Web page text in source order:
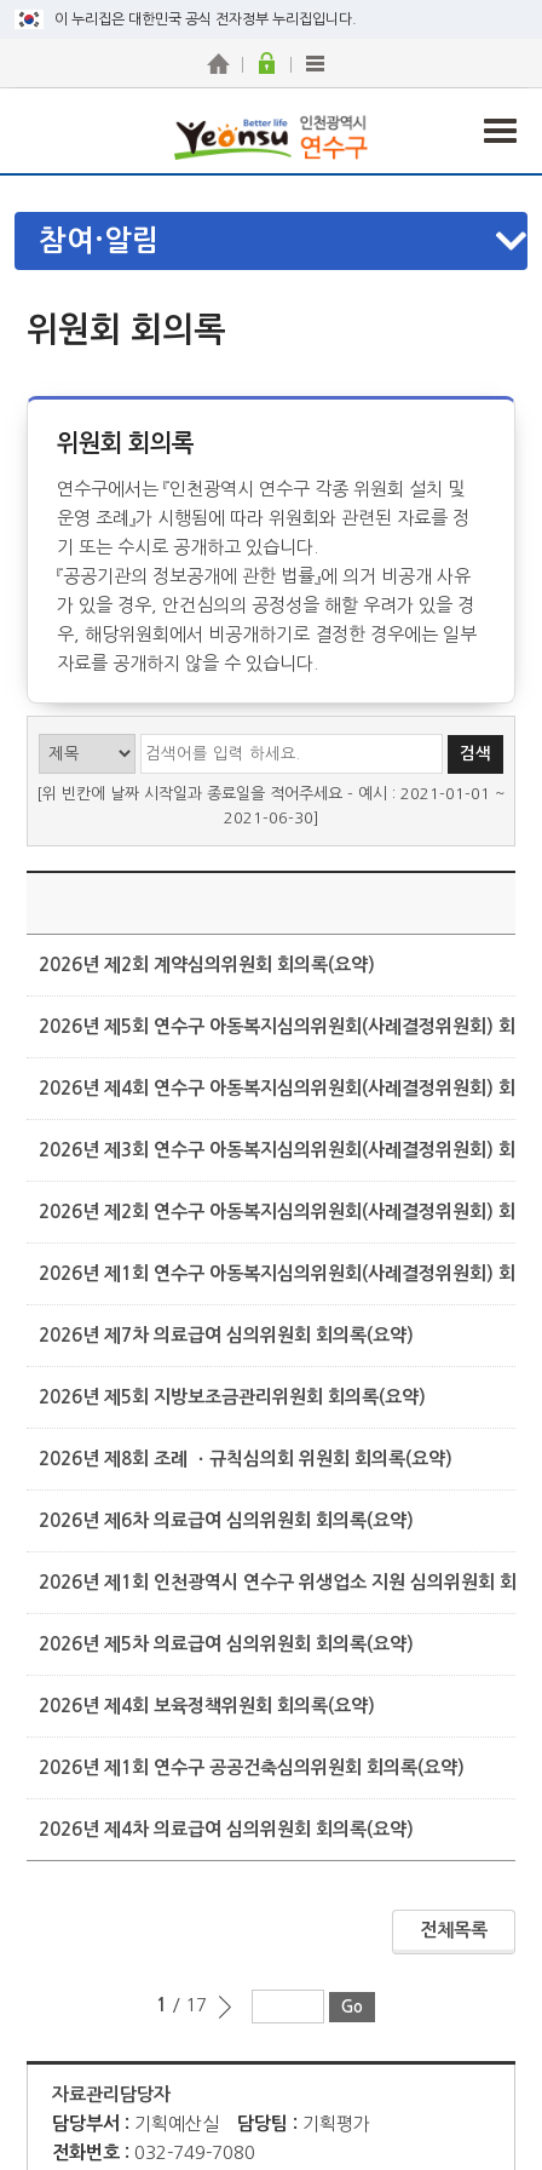
이 누리집은 대한민국 공식 전자정부 누리집입니다.
참여·알림
위원회 회의록
위원회 회의록
연수구에서는 『인천광역시 연수구 각종 위원회 설치 및
운영 조례』가 시행됨에 따라 위원회와 관련된 자료를 정
기 또는 수시로 공개하고 있습니다.
『공공기관의 정보공개에 관한 법률』에 의거 비공개 사유
가 있을 경우, 안건심의의 공정성을 해할 우려가 있을 경
우, 해당위원회에서 비공개하기로 결정한 경우에는 일부
자료를 공개하지 않을 수 있습니다.
[위 빈칸에 날짜 시작일과 종료일을 적어주세요 - 예시 : 2021-01-01 ~
2021-06-30]
2026년 제2회 계약심의위원회 회의록(요약)
2026년 제5회 연수구 아동복지심의위원회(사례결정위원회) 회의
2026년 제4회 연수구 아동복지심의위원회(사례결정위원회) 회의
2026년 제3회 연수구 아동복지심의위원회(사례결정위원회) 회의
2026년 제2회 연수구 아동복지심의위원회(사례결정위원회) 회의
2026년 제1회 연수구 아동복지심의위원회(사례결정위원회) 회의
2026년 제7차 의료급여 심의위원회 회의록(요약)
2026년 제5회 지방보조금관리위원회 회의록(요약)
2026년 제8회 조례 ㆍ규칙심의회 위원회 회의록(요약)
2026년 제6차 의료급여 심의위원회 회의록(요약)
2026년 제1회 인천광역시 연수구 위생업소 지원 심의위원회 회의
2026년 제5차 의료급여 심의위원회 회의록(요약)
2026년 제4회 보육정책위원회 회의록(요약)
2026년 제1회 연수구 공공건축심의위원회 회의록(요약)
2026년 제4차 의료급여 심의위원회 회의록(요약)
전체목록
1 / 17
자료관리담당자
담당부서 : 기획예산실 담당팀 : 기획평가
전화번호 : 032-749-7080